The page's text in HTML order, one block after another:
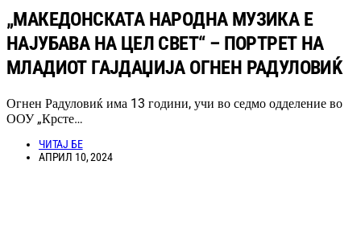
„МАКЕДОНСКАТА НАРОДНА МУЗИКА Е
НАЈУБАВА НА ЦЕЛ СВЕТ“ – ПОРТРЕТ НА
МЛАДИОТ ГАЈДАЏИЈА ОГНЕН РАДУЛОВИЌ
Огнен Радуловиќ има 13 години, учи во седмо одделение во
ООУ „Крсте…
ЧИТАЈ БЕ
АПРИЛ 10, 2024